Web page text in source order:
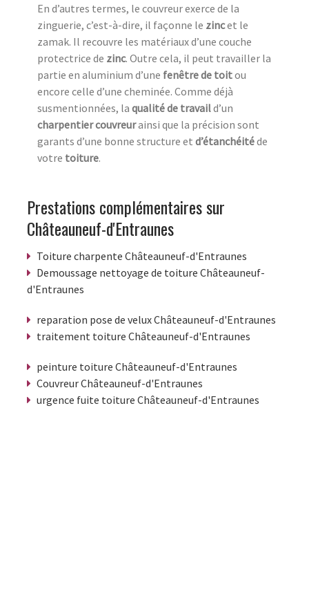
En d’autres termes, le couvreur exerce de la
zinguerie, c’est-à-dire, il façonne le zincet le
zamak. Il recouvre les matériaux d’une couche
protectrice de zinc. Outre cela, il peut travailler la
partie en aluminium d’une fenêtre de toitou
encore celle d’une cheminée. Comme déjà
susmentionnées, la qualité de travaild’un
charpentier couvreurainsi que la précision sont
garants d’une bonne structure et d’étanchéitéde
votre toiture.
Prestations complémentaires sur
Châteauneuf-d'Entraunes
Toiture charpente Châteauneuf-d'Entraunes
Demoussage nettoyage de toiture Châteauneuf-
d'Entraunes
reparation pose de velux Châteauneuf-d'Entraunes
traitement toiture Châteauneuf-d'Entraunes
peinture toiture Châteauneuf-d'Entraunes
Couvreur Châteauneuf-d'Entraunes
urgence fuite toiture Châteauneuf-d'Entraunes